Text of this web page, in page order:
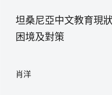
坦桑尼亞中文教育現
困境及對策
肖洋